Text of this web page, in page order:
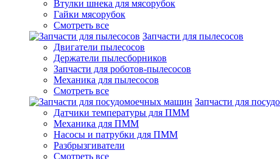
Втулки шнека для мясорубок
Гайки мясорубок
Смотреть все
Запчасти для пылесосов
Двигатели пылесосов
Держатели пылесборников
Запчасти для роботов-пылесосов
Механика для пылесосов
Смотреть все
Запчасти для
Датчики температуры для ПММ
Механика для ПММ
Насосы и патрубки для ПММ
Разбрызгиватели
Смотреть все